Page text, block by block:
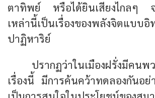
ตาทิพย์ หรือได้ยินเสียงไกลๆ
เหล่านี้เป็นเรื่องของพลังจิตแบบอิ
ปาฏิหาริย์
ปรากฏว่าในเมืองฝรั่งมีคนพ
เรื่องนี้ มีการค้นคว้าทดลองกันอย่า